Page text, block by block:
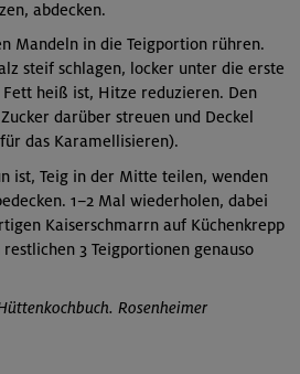
abdecken.
Mandeln in die Teigportion rühren.
steif schlagen, locker unter die erste
Fett heiß ist, Hitze reduzieren. Den
darüber streuen und Deckel
das Karamellisieren).
ist, Teig in der Mitte teilen, wenden
1–2 Mal wiederholen, dabei
Kaiserschmarrn auf Küchenkrepp
3 Teigportionen genauso
Rosenheimer